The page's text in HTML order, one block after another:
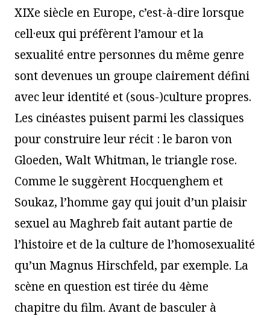
XIXe siècle en Europe, c’est-à-dire lorsque
cell·eux qui préfèrent l’amour et la
sexualité entre personnes du même genre
sont devenues un groupe clairement défini
avec leur identité et (sous-)culture propres.
Les cinéastes puisent parmi les classiques
pour construire leur récit : le baron von
Gloeden, Walt Whitman, le triangle rose.
Comme le suggèrent Hocquenghem et
Soukaz, l’homme gay qui jouit d’un plaisir
sexuel au Maghreb fait autant partie de
l’histoire et de la culture de l’homosexualité
qu’un Magnus Hirschfeld, par exemple. La
scène en question est tirée du 4ème
chapitre du film. Avant de basculer à